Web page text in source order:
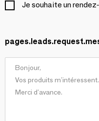
Je souhaite un